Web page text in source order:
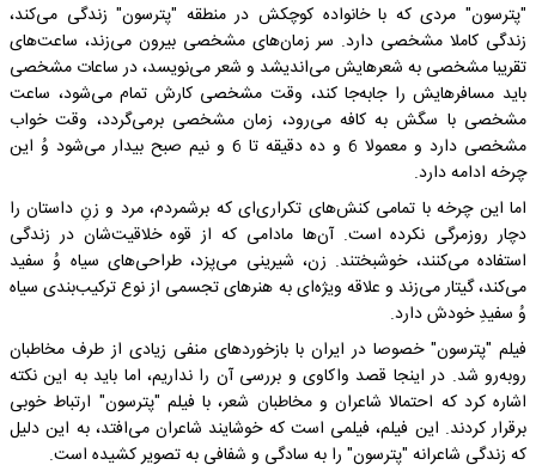
"پترسون" مردی که با خانواده کوچکش در منطقه "پترسون" زندگی می‌کند،
زندگی کاملا مشخصی دارد. سر زمان‌های مشخصی بیرون می‌زند، ساعت‌های
تقریبا مشخصی به شعرهایش می‌اندیشد و شعر می‌نویسد، در ساعات مشخصی
باید مسافرهایش را جابه‌جا کند، وقت مشخصی کارش تمام می‌شود، ساعت
مشخصی با سگش به کافه می‌رود، زمان مشخصی برمی‌گردد، وقت خواب
مشخصی دارد و معمولا 6 و ده دقیقه تا 6 و نیم صبح بیدار می‌شود وُ این
چرخه ادامه دارد.
اما این چرخه با تمامی کنش‌های تکراری‌ای که برشمردم، مرد و زنِ داستان را
دچار روزمرگی نکرده است. آن‌ها مادامی که از قوه خلاقیت‌شان در زندگی
استفاده می‌کنند، خوشبختند. زن، شیرینی می‌پزد، طراحی‌های سیاه وُ سفید
می‌کند، گیتار می‌زند و علاقه ویژه‌ای به هنرهای تجسمی از نوع ترکیب‌بندی سیاه
وُ سفیدِ خودش دارد.
فیلم "پترسون" خصوصا در ایران با بازخورد‌های منفی زیادی از طرف مخاطبان
روبه‌رو شد. در اینجا قصد واکاوی و بررسی آن را نداریم، اما باید به این نکته
اشاره کرد که احتمالا شاعران و مخاطبان شعر، با فیلم "پترسون" ارتباط خوبی
برقرار کردند. این فیلم، فیلمی است که خوشایند شاعران می‌افتد، به این دلیل
که زندگی شاعرانه "پترسون" را به سادگی و شفافی به تصویر کشیده است.